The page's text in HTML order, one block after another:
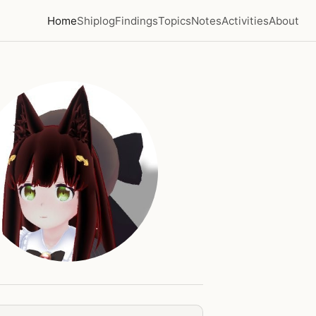
HomeShiplogFindingsTopicsNotesActivitiesAbout